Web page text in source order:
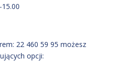
22 460 59 95 możesz
opcji: